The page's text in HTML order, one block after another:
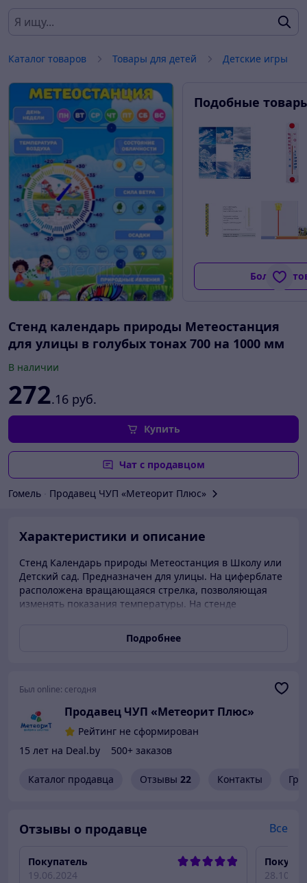
Каталог товаров Товары для детей Детские игры
Подобные
Больше
Стенд календарь природы Метеостанция
для улицы в голубых тонах 700 на 1000 мм
В наличии
272.16 руб.
Купить
Чат с продавцом
Гомель Продавец ЧУП «Метеорит Плюс»
Характеристики и описание
Стенд Календарь природы Метеостанция в Школу или
Детский сад. Предназначен для улицы. На циферблате
расположена вращающаяся стрелка, позволяющая
изменять показания температуры. На стенде
состояния облачности, силы ветра, осадков и
природных явлений. Может быть различных цветовых
защитная ламинация Комплектация: cаморезы с
Подробнее
Был online: сегодня
Продавец ЧУП «Метеорит Плюс»
Рейтинг не сформирован
15 лет на Deal.by
500+ заказов
Каталог продавца Отзывы 22 Контакты
Отзывы о продавце Все
Покупатель
19.06.2024